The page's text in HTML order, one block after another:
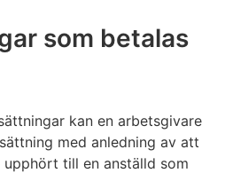
som betalas
kan en arbetsgivare
med anledning av att
till en anställd som